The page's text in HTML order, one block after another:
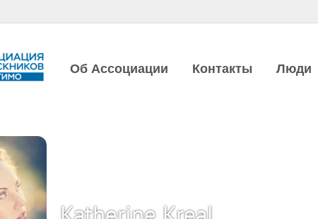
Об Ассоциации Контакты Люди